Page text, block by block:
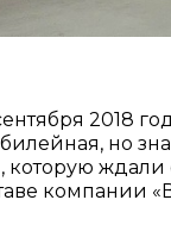
2018
но
которую
компании